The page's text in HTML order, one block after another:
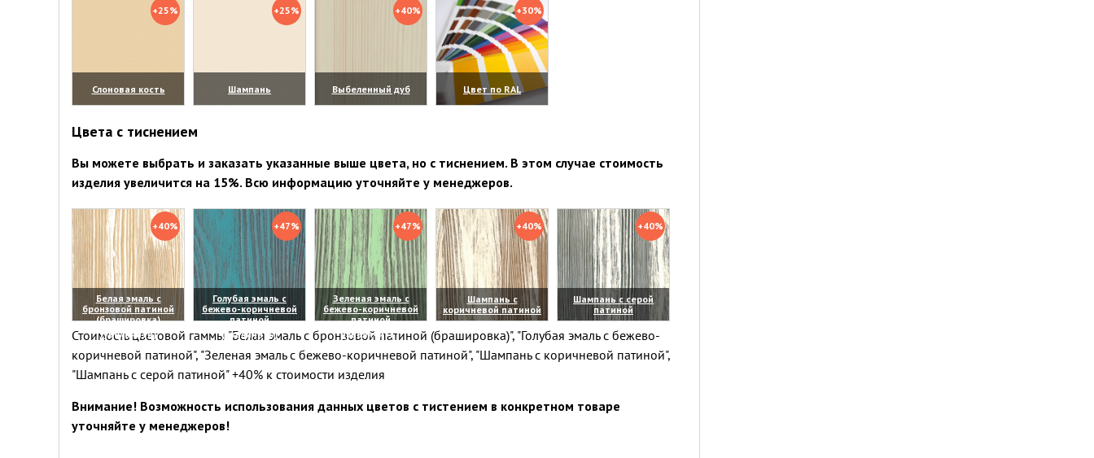
+25%
Слоновая кость
(увеличить)
+25%
Шампань
(увеличить)
+40%
Выбеленный дуб
(увеличить)
+30%
Цвет по RAL
(увеличить)
Цвета с тиснением
Вы можете выбрать и заказать указанные выше цвета, но с тиснением. В этом случае стоимость
изделия увеличится на 15%. Всю информацию уточняйте у менеджеров.
+40%
Белая эмаль с
бронзовой патиной
(брашировка)
(увеличить)
+47%
Голубая эмаль с
бежево-коричневой
патиной
(увеличить)
+47%
Зеленая эмаль с
бежево-коричневой
патиной
(увеличить)
+40%
Шампань с
коричневой патиной
(увеличить)
+40%
Шампань с серой
патиной
(увеличить)
Стоимость цветовой гаммы "Белая эмаль с бронзовой патиной (брашировка)", "Голубая эмаль с бежево-
коричневой патиной", "Зеленая эмаль с бежево-коричневой патиной", "Шампань с коричневой патиной",
"Шампань с серой патиной" +40% к стоимости изделия
Внимание! Возможность использования данных цветов с тистением в конкретном товаре
уточняйте у менеджеров!